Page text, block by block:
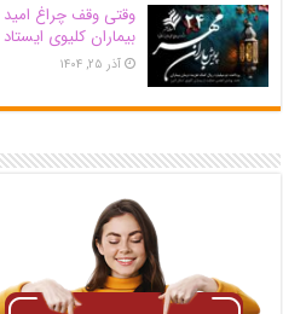
وقتی وقف چراغ
بیماران کلیوی ایستاد
آذر ۲۵, ۱۴۰۴